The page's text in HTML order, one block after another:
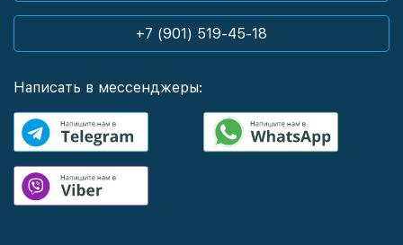
+7 (901) 519-45-18
Написать в мессенджеры: